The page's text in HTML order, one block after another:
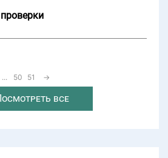
... 50 51 →
все